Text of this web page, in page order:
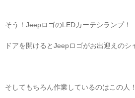
そう！JeepロゴのLEDカーテシランプ！
ドアを開けるとJeepロゴがお出迎えのシ
そしてもちろん作業しているのはこの人！